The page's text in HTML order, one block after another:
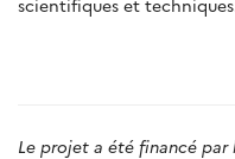
Le projet a été financé par